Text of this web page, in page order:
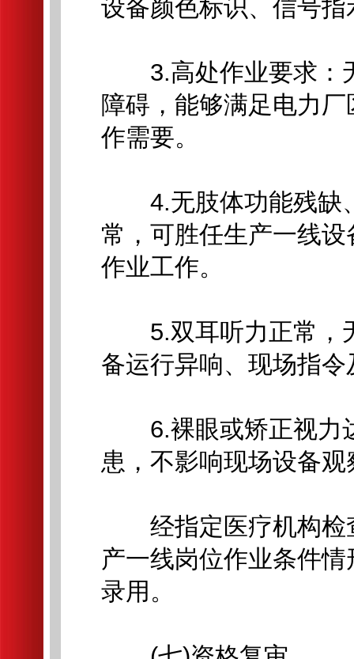
设备颜色标识、信号
3.高处作业要求：
障碍，能够满足电力
作需要。
4.无肢体功能残缺
常，可胜任生产一线
作业工作。
5.双耳听力正常，
备运行异响、现场指
6.裸眼或矫正视力
患，不影响现场设备
经指定医疗机构检
产一线岗位作业条件
录用。